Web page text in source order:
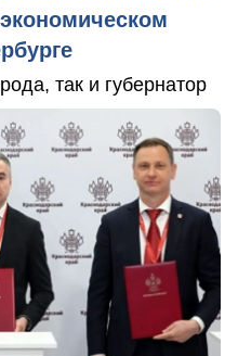
так и губернатор